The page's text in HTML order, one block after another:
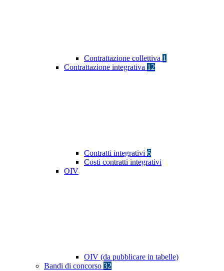
Contrattazione collettiva 1
Contrattazione integrativa 12
Contratti integrativi 6
Costi contratti integrativi
OIV
OIV (da pubblicare in tabelle)
Bandi di concorso 32